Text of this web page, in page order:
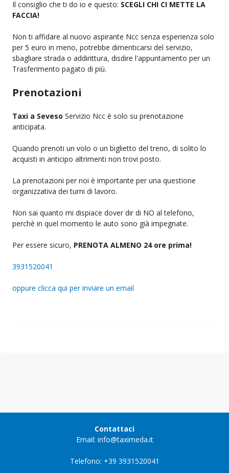
Il consiglio che ti do io e questo: SCEGLI CHI CI METTE LA
FACCIA!
Non ti affidare al nuovo aspirante Ncc senza esperienza solo
per 5 euro in meno, potrebbe dimenticarsi del servizio,
sbagliare strada o addirittura, disdire l'appuntamento per un
Trasferimento pagato di più.
Prenotazioni
Taxi a Seveso Servizio Ncc è solo su prenotazione
anticipata.
Quando prenoti un volo o un biglietto del treno, di solito lo
acquisti in anticipo altrimenti non trovi posto.
La prenotazioni per noi è importante per una questione
organizzativa dei turni di lavoro.
Non sai quanto mi dispiace dover dir di NO al telefono,
perchè in quel momento le auto sono già impegnate.
Per essere sicuro, PRENOTA ALMENO 24 ore prima!
3931520041
oppure clicca qui per inviare un email
Contattaci
Email: info@taximeda.it
Telefono: +39 3931520041